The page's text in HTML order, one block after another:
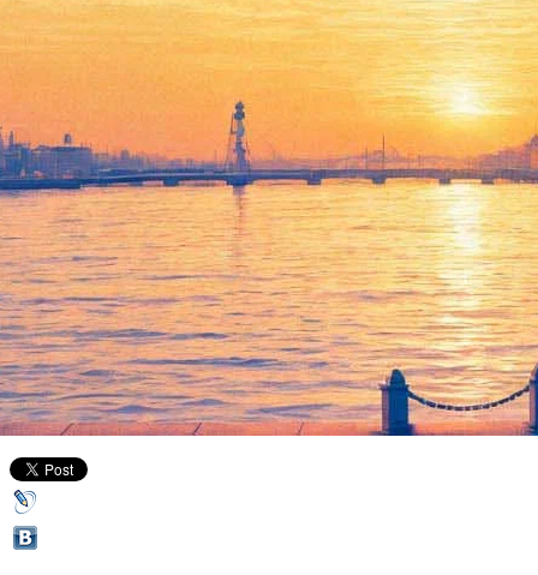
Балетная семья Матвиенко
«прокатила» Мариинку с
«Великим Гэтсби»
07 августа 2014,15:13 Версия для печати